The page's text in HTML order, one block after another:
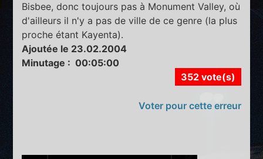
Bisbee, donc toujours pas à Monument Valley, où
d'ailleurs il n'y a pas de ville de ce genre (la plus
proche étant Kayenta).
Ajoutée le 23.02.2004
Minutage : 00:05:00
352 vote(s)
Voter pour cette erreur